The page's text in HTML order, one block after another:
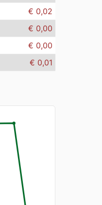
€ 0,02
€ 0,00
€ 0,00
€ 0,01